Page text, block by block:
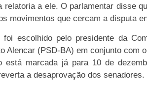
relatoria a ele. O parlamentar disse
movimentos que cercam a disputa
foi escolhido pelo presidente da
Alencar (PSD-BA) em conjunto com
está marcada já para 10 de
a desaprovação dos senadores.